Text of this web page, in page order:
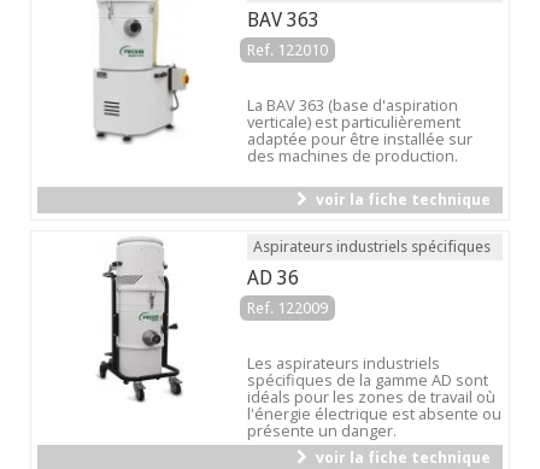
BAV 363
Ref. 122010
La BAV 363 (base d'aspiration
verticale) est particulièrement
adaptée pour être installée sur
des machines de production.
voir la fiche technique
Aspirateurs industriels spécifiques
AD 36
Ref. 122009
Les aspirateurs industriels
spécifiques de la gamme AD sont
idéals pour les zones de travail où
l'énergie électrique est absente ou
présente un danger.
voir la fiche technique